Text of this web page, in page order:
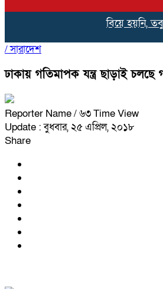
বিয়ে হয়নি,
/সারাদেশ
ঢাকায় গতিমাপক যন্ত্র ছাড়াই চলছে
Reporter Name/ ৬৩ Time View
Update : বুধবার, ২৫ এপ্রিল, ২০১৮
Share